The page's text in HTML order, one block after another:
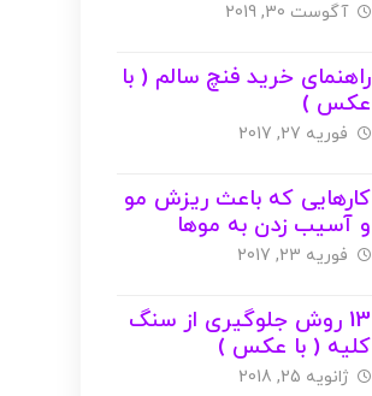
آگوست 30, 2019
راهنمای خرید فنچ سالم ( با
عکس )
فوریه 27, 2017
کارهایی که باعث ریزش مو
و آسیب زدن به موها
میشوند ( با عکس )
فوریه 23, 2017
13 روش جلوگیری از سنگ
کلیه ( با عکس )
ژانویه 25, 2018